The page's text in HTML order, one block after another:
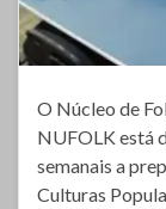
O Núcleo de
NUFOLK está
semanais a
Culturas